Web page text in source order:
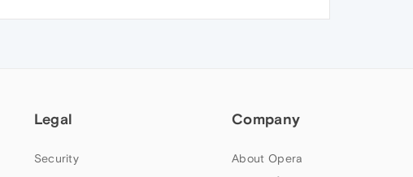
Legal
Security
Company
About Opera